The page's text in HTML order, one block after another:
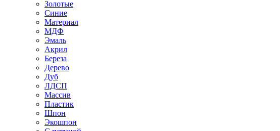
Золотые
Синие
Материал
МДФ
Эмаль
Акрил
Береза
Дерево
Дуб
ЛДСП
Массив
Пластик
Шпон
Экошпон